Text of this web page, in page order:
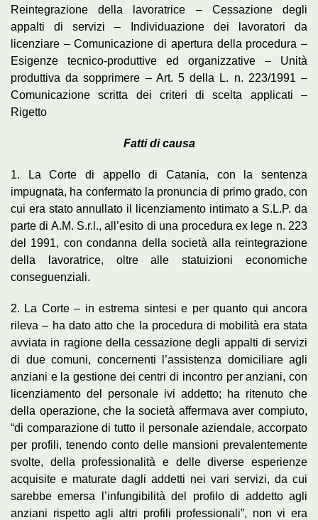
Reintegrazione della lavoratrice – Cessazione degli
appalti di servizi – Individuazione dei lavoratori da
licenziare – Comunicazione di apertura della procedura –
Esigenze tecnico-produttive ed organizzative – Unità
produttiva da sopprimere – Art. 5 della L. n. 223/1991 –
Comunicazione scritta dei criteri di scelta applicati –
Rigetto
Fatti di causa
1. La Corte di appello di Catania, con la sentenza
impugnata, ha confermato la pronuncia di primo grado, con
cui era stato annullato il licenziamento intimato a S.L.P. da
parte di A.M. S.r.l., all’esito di una procedura ex lege n. 223
del 1991, con condanna della società alla reintegrazione
della lavoratrice, oltre alle statuizioni economiche
conseguenziali.
2. La Corte – in estrema sintesi e per quanto qui ancora
rileva – ha dato atto che la procedura di mobilità era stata
avviata in ragione della cessazione degli appalti di servizi
di due comuni, concernenti l’assistenza domiciliare agli
anziani e la gestione dei centri di incontro per anziani, con
licenziamento del personale ivi addetto; ha ritenuto che
della operazione, che la società affermava aver compiuto,
“di comparazione di tutto il personale aziendale, accorpato
per profili, tenendo conto delle mansioni prevalentemente
svolte, della professionalità e delle diverse esperienze
acquisite e maturate dagli addetti nei vari servizi, da cui
sarebbe emersa l’infungibilità del profilo di addetto agli
anziani rispetto agli altri profili professionali”, non vi era